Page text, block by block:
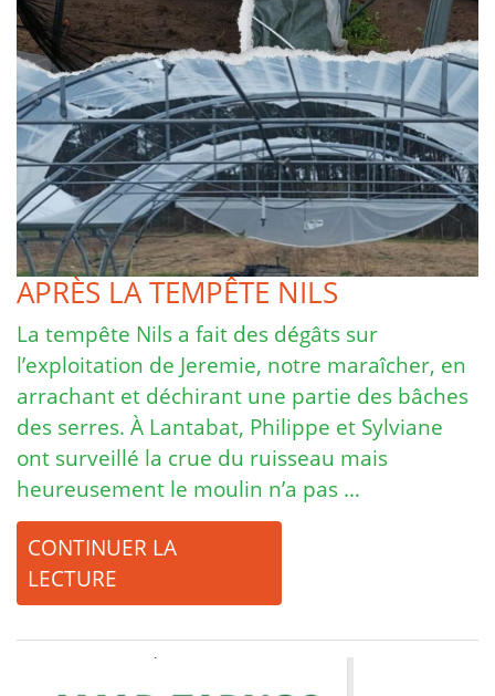
APRÈS LA TEMPÊTE NILS
La tempête Nils a fait des dégâts sur
l’exploitation de Jeremie, notre maraîcher, en
arrachant et déchirant une partie des bâches
des serres. À Lantabat, Philippe et Sylviane
ont surveillé la crue du ruisseau mais
heureusement le moulin n’a pas …
CONTINUER LA
LECTURE